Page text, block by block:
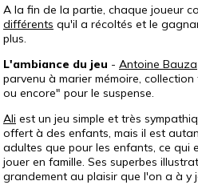
A la fin de la partie, chaque joueur
différents qu'il a récoltés et le
plus.
L'ambiance du jeu - Antoine Bauza
parvenu à marier mémoire,
ou encore" pour le suspense.
Ali est un jeu simple et très
offert à des enfants, mais il est
adultes que pour les enfants, ce qui
jouer en famille. Ses superbes
grandement au plaisir que l'on a à y